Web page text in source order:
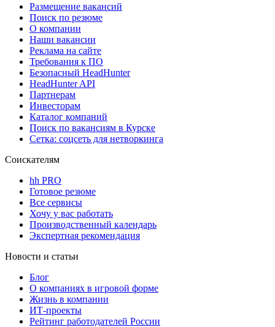
Размещение вакансий
Поиск по резюме
О компании
Наши вакансии
Реклама на сайте
Требования к ПО
Безопасный HeadHunter
HeadHunter API
Партнерам
Инвесторам
Каталог компаний
Поиск по вакансиям в Курске
Сетка: соцсеть для нетворкинга
Соискателям
hh PRO
Готовое резюме
Все сервисы
Хочу у вас работать
Производственный календарь
Экспертная рекомендация
Новости и статьи
Блог
О компаниях в игровой форме
Жизнь в компании
ИТ-проекты
Рейтинг работодателей России